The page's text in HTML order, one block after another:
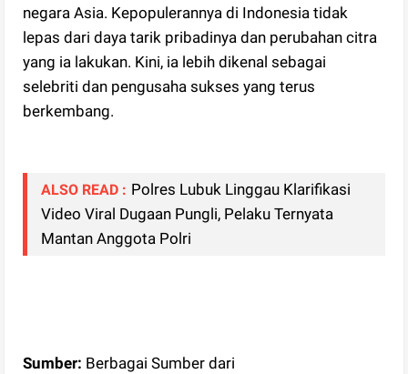
negara Asia. Kepopulerannya di Indonesia tidak
lepas dari daya tarik pribadinya dan perubahan citra
yang ia lakukan. Kini, ia lebih dikenal sebagai
selebriti dan pengusaha sukses yang terus
berkembang.
ALSO READ : Polres Lubuk Linggau Klarifikasi
Video Viral Dugaan Pungli, Pelaku Ternyata
Mantan Anggota Polri
Sumber: Berbagai Sumber dari